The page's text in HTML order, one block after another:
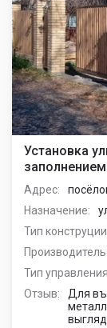
Установка
Адрес:
Назначение:
Тип
Производитель:
Тип
Отзыв:
Для